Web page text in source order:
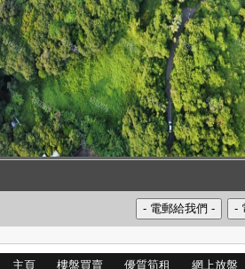
主頁 樓盤買賣 優質筍租 網上放盤